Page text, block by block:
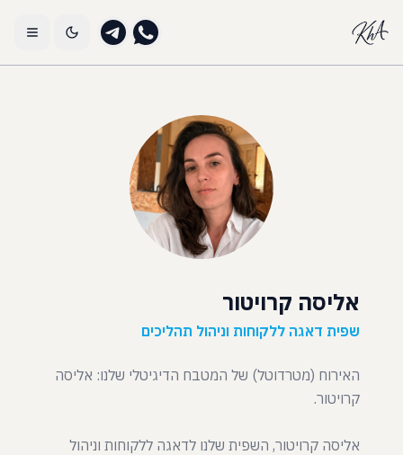
אליסה קרויטור
שפית דאגה ללקוחות וניהול תהליכים
האירוח (מטרדוטל) של המטבח הדיגיטלי שלנו: אליסה
אליסה קרויטור, השפית שלנו לדאגה ללקוחות וניהול